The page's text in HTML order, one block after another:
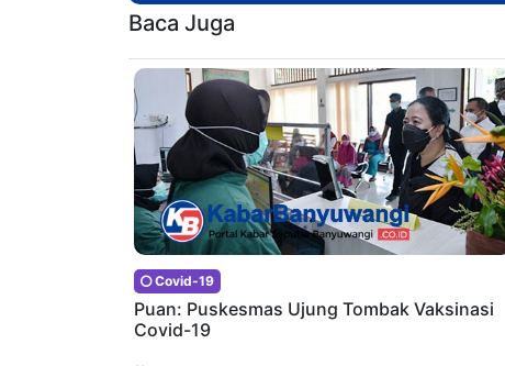
Baca Juga
Covid-19
Puan: Puskesmas Ujung Tombak Vaksinasi
Covid-19